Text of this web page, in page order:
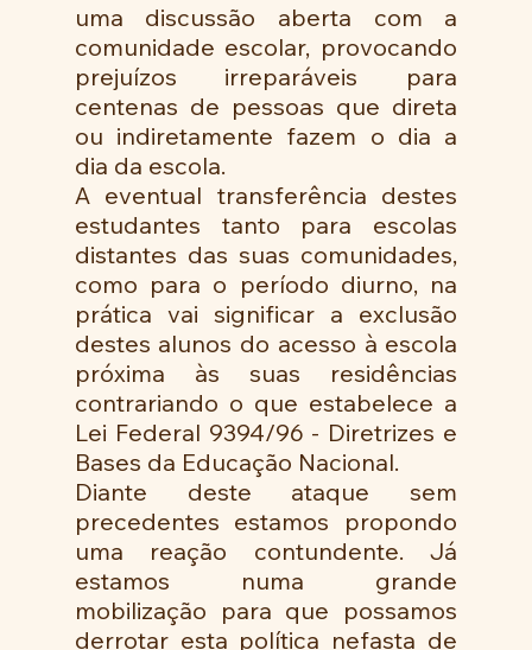
uma discussão aberta com a
comunidade escolar, provocando
prejuízos irreparáveis para
centenas de pessoas que direta
ou indiretamente fazem o dia a
dia da escola.
A eventual transferência destes
estudantes tanto para escolas
distantes das suas comunidades,
como para o período diurno, na
prática vai significar a exclusão
destes alunos do acesso à escola
próxima às suas residências
contrariando o que estabelece a
Lei Federal 9394/96 - Diretrizes e
Bases da Educação Nacional.
Diante deste ataque sem
precedentes estamos propondo
uma reação contundente. Já
estamos numa grande
mobilização para que possamos
derrotar esta política nefasta de